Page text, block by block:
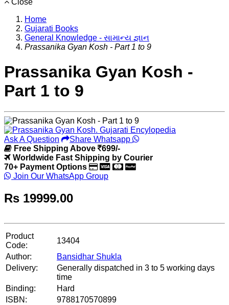
Home
Gujarati Books
General Knowledge - સામાન્ય જ્ઞાન
Prassanika Gyan Kosh - Part 1 to 9
Prassanika Gyan Kosh -
Part 1 to 9
Ask A Question
Share Whatsapp
Free Shipping Above
699/-
Worldwide Fast Shipping by Courier
70+ Payment Options
Join Our WhatsApp Group
Rs 19999.00
Product
Code:
13404
Author:
Bansidhar Shukla
Delivery:
Generally dispatched in 3 to 5 working days
time
Binding:
Hard
ISBN:
9788170570899